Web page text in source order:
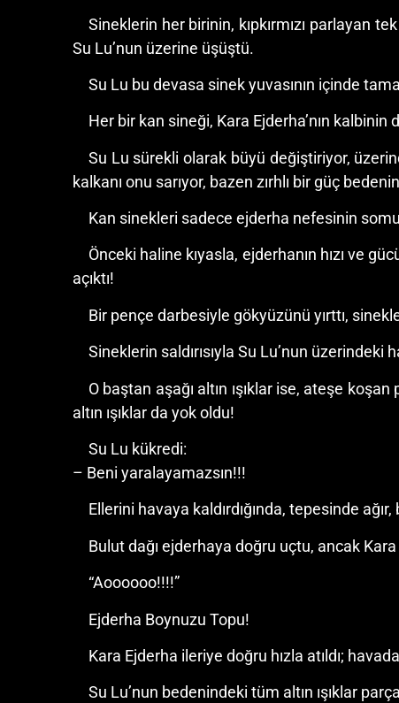
Sineklerin her birinin, kıpkırmızı parlayan
Su Lu’nun üzerine üşüştü.
Su Lu bu devasa sinek yuvasının içinde
Her bir kan sineği, Kara Ejderha’nın kalbinin
Su Lu sürekli olarak büyü değiştiriyor,
kalkanı onu sarıyor, bazen zırhlı bir güç
Kan sinekleri sadece ejderha nefesinin
Önceki haline kıyasla, ejderhanın hızı ve
açıktı!
Bir pençe darbesiyle gökyüzünü yırttı,
Sineklerin saldırısıyla Su Lu’nun üzerindeki
O baştan aşağı altın ışıklar ise, ateşe
altın ışıklar da yok oldu!
Su Lu kükredi:
– Beni yaralayamazsın!!!
Ellerini havaya kaldırdığında, tepesinde
Bulut dağı ejderhaya doğru uçtu, ancak
“Aoooooo!!!!”
Ejderha Boynuzu Topu!
Kara Ejderha ileriye doğru hızla atıldı;
Su Lu’nun bedenindeki tüm altın ışıklar